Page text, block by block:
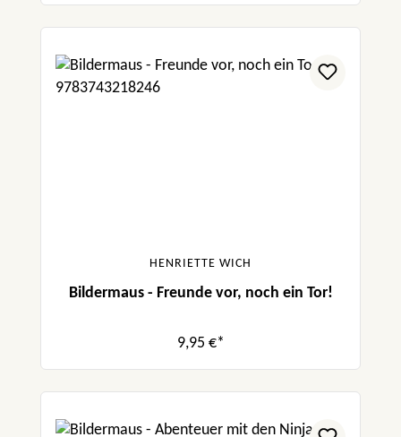
HENRIETTE WICH
Bildermaus - Freunde vor, noch ein Tor!
9,95 €*